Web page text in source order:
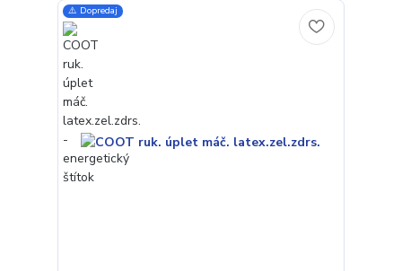
⚠️ Dopredaj